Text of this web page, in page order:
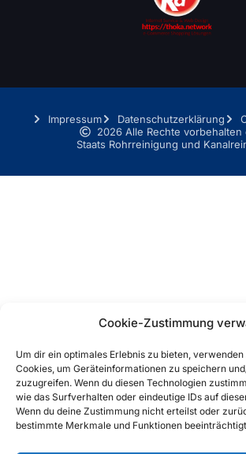
Cookie-Zustimmung
Um dir ein optimales Erlebnis zu bieten,
Cookies, um Geräteinformationen zu speichern
zuzugreifen. Wenn du diesen Technologien
wie das Surfverhalten oder eindeutige IDs auf
Wenn du deine Zustimmung nicht erteilst oder
bestimmte Merkmale und Funktionen
Impressum Datenschutzerklärung
2026 Alle Rechte vorbehalten
Staats Rohrreinigung und